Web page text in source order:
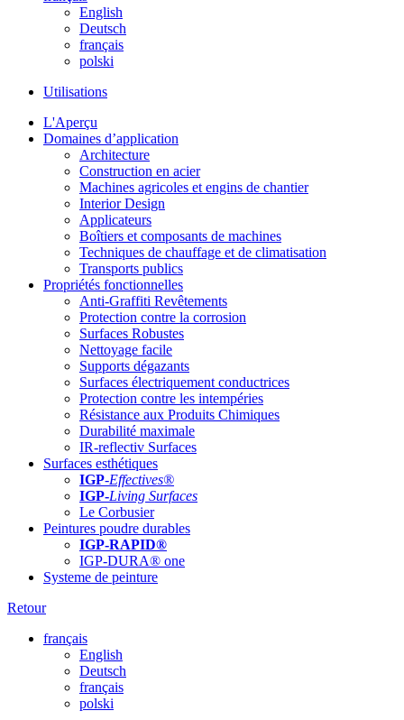
English
Deutsch
français
polski
Utilisations
L'Aperçu
Domaines d’application
Architecture
Construction en acier
Machines agricoles et engins de chantier
Interior Design
Applicateurs
Boîtiers et composants de machines
Techniques de chauffage et de climatisation
Transports publics
Propriétés fonctionnelles
Anti-Graffiti Revêtements
Protection contre la corrosion
Surfaces Robustes
Nettoyage facile
Supports dégazants
Surfaces électriquement conductrices
Protection contre les intempéries
Résistance aux Produits Chimiques
Durabilité maximale
IR-reflectiv Surfaces
Surfaces esthétiques
IGP-Effectives®
IGP-Living Surfaces
Le Corbusier
Peintures poudre durables
IGP-RAPID®
IGP-DURA® one
Systeme de peinture
Retour
français
English
Deutsch
français
polski